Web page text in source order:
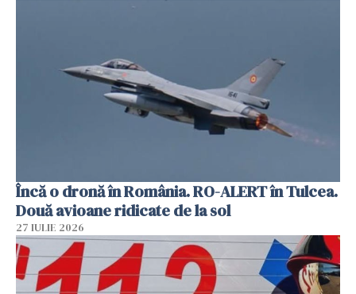
Încă o dronă în România. RO-ALERT în Tulcea.
Două avioane ridicate de la sol
27 IULIE 2026